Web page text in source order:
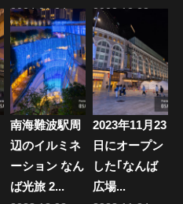
2024.01.24 2023.12.28
南海難波駅周
辺のイルミネ
ーション なん
ば光旅 2...
2023年11月23
日にオープン
した｢なんば
広場...